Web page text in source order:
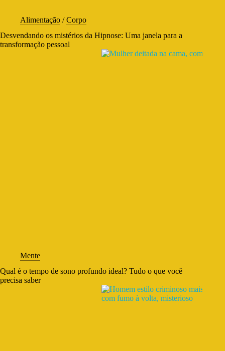
Alimentação /Corpo
Desvendando os mistérios da Hipnose: Uma janela para a
transformação pessoal
Mente
Qual é o tempo de sono profundo ideal? Tudo o que você
precisa saber